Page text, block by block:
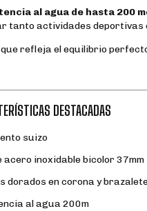
al agua de hasta 200
tanto actividades deportivas
que refleja el equilibrio
DESTACADAS
suizo
acero inoxidable bicolor 37mm
dorados en corona y
al agua 200m